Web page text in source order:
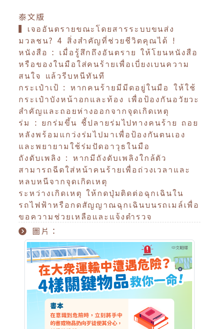
泰文版
▍เจออันตรายขณะโดยสารระบบขนส่ง
มวลชน? 4 สิ่งสำคัญที่ช่วยชีวิตคุณได้ !
หนังสือ : เมื่อรู้สึกถึงอันตราย ให้โยนหนังสือ
หรือของในมือใส่คนร้ายเพื่อเบี่ยงเบนความ
สนใจ แล้วรีบหนีทันที
กระเป๋าเป้ : หากคนร้ายมีมีดอยู่ในมือ ให้ใช้
กระเป๋าบังหน้าอกและท้อง เพื่อป้องกันอวัยวะ
สำคัญและถอยห่างออกจากจุดเกิดเหตุ
ร่ม : ยกร่มขึ้น ชี้ปลายร่มไปทางคนร้าย ถอย
หลังพร้อมแกว่งร่มไปมาเพื่อป้องกันตนเอง
และพยายามใช้ร่มปัดอาวุธในมือ
ถังดับเพลิง : หากมีถังดับเพลิงใกล้ตัว
สามารถฉีดใส่หน้าคนร้ายเพื่อถ่วงเวลาและ
หลบหนีจากจุดเกิดเหตุ
ระหว่างเกิดเหตุ ให้กดปุ่มติดต่อฉุกเฉินใน
รถไฟฟ้าหรือกดสัญญาณฉุกเฉินบนรถเมล์เพื่อ
ขอความช่วยเหลือและแจ้งตำรวจ
圖片：